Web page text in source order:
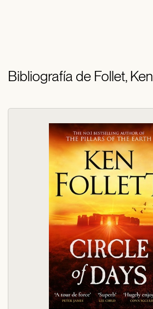
Bibliografía de Follet, Ken